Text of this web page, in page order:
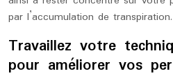
par l’accumulation de transpiration.
Travaillez votre
pour améliorer vos